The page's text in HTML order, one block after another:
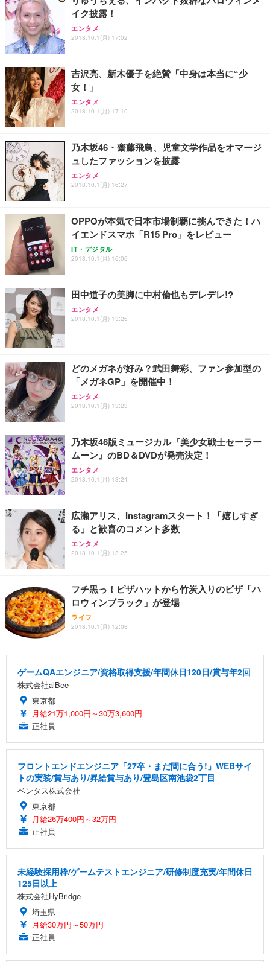
イク披露！
エンタメ
2018.10.1(月) 17:02
吉沢亮、新木優子を絶賛「中身は本当に“少
女！」
エンタメ
2018.10.1(月) 17:10
乃木坂46・齋藤飛鳥、児童文学作品をオマージ
ュしたファッションを披露
エンタメ
2018.10.1(月) 16:27
OPPOが本気で日本市場制覇に挑んできた！ハ
イエンドスマホ「R15 Pro」をレビュー
IT・デジタル
2018.10.1(月) 16:06
田中道子の美脚に中村倫也もデレデレ!?
エンタメ
2018.10.1(月) 13:26
どのメガネが好み？武田舞彩、ファン参加型の
「メガネGP」を開催中！
エンタメ
2018.10.1(月) 13:23
乃木坂46版ミュージカル『美少女戦士セーラー
ムーン』のBD＆DVDが発売決定！
エンタメ
2018.10.1(月) 13:24
広瀬アリス、Instagramスタート！「嬉しすぎ
る」と歓喜のコメント多数
エンタメ
2018.10.1(月) 13:25
フチ黒っ！ピザハットから竹炭入りのピザ「ハ
ロウィンブラック」が登場
ライフ
2018.10.1(月) 12:08
ゲームQAエンジニア/資格取得支援/年間休日120日/賞与年2回
株式会社alBee
東京都
月給21万1,000円～30万3,600円
正社員
フロントエンドエンジニア「27卒・まだ間に合う!」WEBサイ
トの実装/賞与あり/昇給賞与あり/豊島区南池袋2丁目
ベンタス株式会社
東京都
月給26万400円～32万円
正社員
未経験採用枠/ゲームテストエンジニア/研修制度充実/年間休日
125日以上
株式会社HyBridge
埼玉県
月給30万円～50万円
正社員